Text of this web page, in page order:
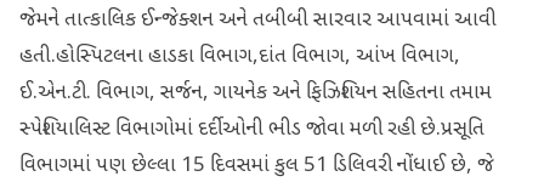
જેમને તાત્કાલિક ઈન્જેક્શન અને તબીબી સારવાર આપવામાં આવી
હતી.હોસ્પિટલના હાડકા વિભાગ,દાંત વિભાગ, આંખ વિભાગ,
ઈ.એન.ટી. વિભાગ, સર્જન, ગાયનેક અને ફિઝિશિયન સહિતના તમામ
સ્પેશિયાલિસ્ટ વિભાગોમાં દર્દીઓની ભીડ જોવા મળી રહી છે.પ્રસૂતિ
વિભાગમાં પણ છેલ્લા 15 દિવસમાં કુલ 51 ડિલિવરી નોંધાઈ છે, જે